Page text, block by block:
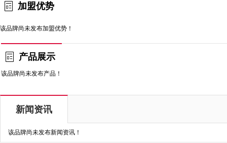
加盟优势
该品牌尚未发布加盟优势！
产品展示
该品牌尚未发布产品！
新闻资讯
该品牌尚未发布新闻资讯！